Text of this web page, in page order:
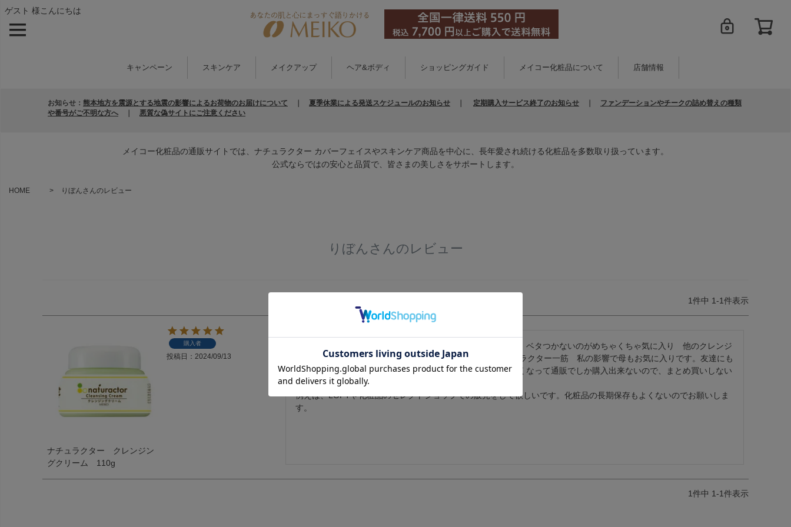
ゲスト 様こんにちは
キャンペーン スキンケア メイクアップ ヘア&ボディ ショッピングガイド メイコー化粧品について 店舗情報
お知らせ： 熊本地方を震源とする地震の影響によるお荷物のお届けについて 夏季休業による発送スケジュールのお知らせ 定期購入サービス終了のお知らせ
ファンデーションやチークの詰め替えの種類
や番号がご不明な方へ
悪質な偽サイトにご注意ください
メイコー化粧品の通販サイトでは、ナチュラクター カバーフェイスやスキンケア商品を中心に、長年愛され続ける化粧品を多数取り扱っています。
公式ならではの安心と品質で、皆さまの美しさをサポートします。
HOME りぼんさんのレビュー
りぼんさんのレビュー
1件中 1-1件表示
ナチュラクター クレンジン
グクリーム 110g
購入者
投稿日 2024/09/13
最初　百貨店のメイコー化粧品売り場で試しに買ったところ　ベタつかないのがめちゃくちゃ気に入り　他のクレンジ
ングも試しましたがダメでした。それから30年ずっとナチュラクター一筋　私の影響で母もお気に入りです。友達にも
プレゼントしたりしていますが、１つ残念なのが店舗が少なくなって通販でしか購入出来ないので、まとめ買いしない
と送料がかかるのが難点です。
例えば、LOFTや化粧品のセレクトショップでの販売をして欲しいです。化粧品の長期保存もよくないのでお願いしま
す。
1件中 1-1件表示